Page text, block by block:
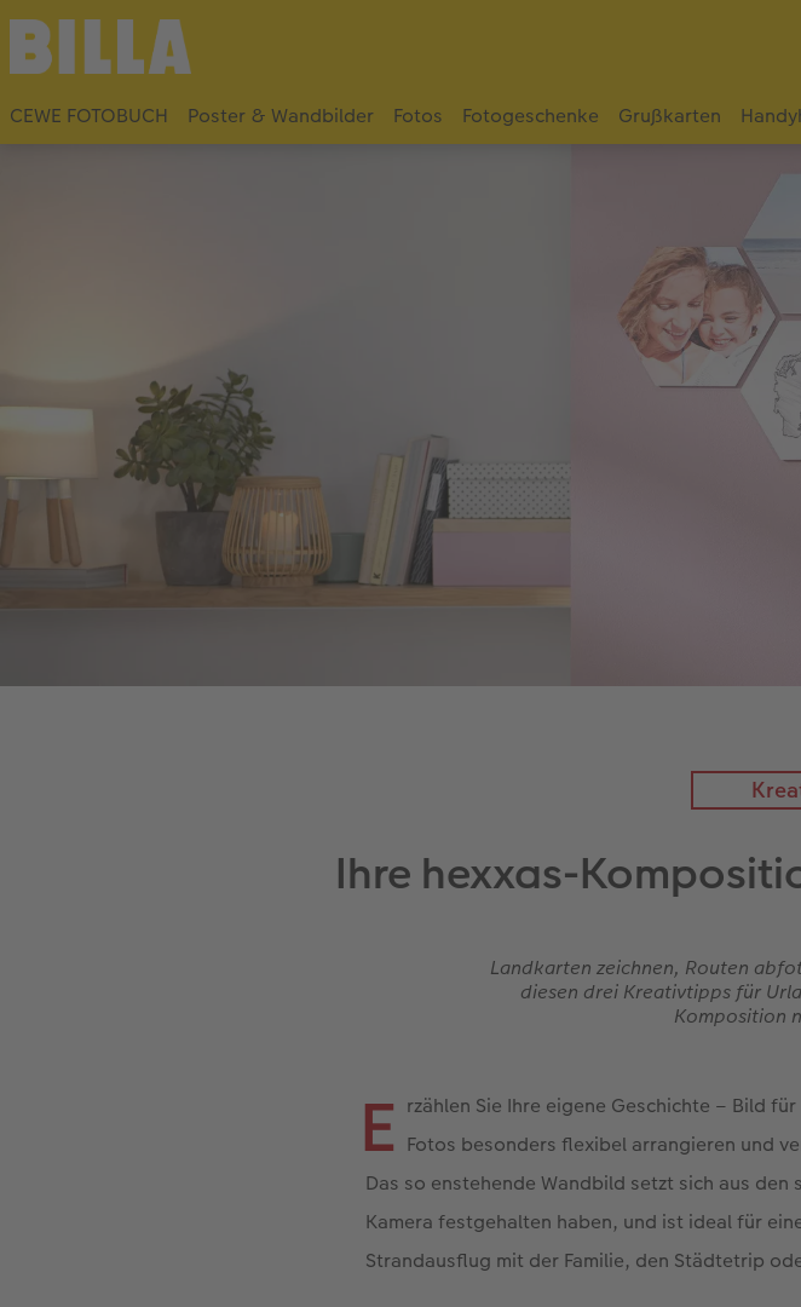
CEWE FOTOBUCH Poster & Wandbilder Fotos Fotogeschenke Grußkarten
Ihre hexxas-
Landkarten zeichnen, Routen
diesen drei Kreativtipps für
Komposition
E rzählen Sie Ihre eigene Geschichte – Bild
Fotos besonders flexibel arrangieren und
Das so enstehende Wandbild setzt sich aus
Kamera festgehalten haben, und ist ideal für
Strandausflug mit der Familie, den Städtetrip